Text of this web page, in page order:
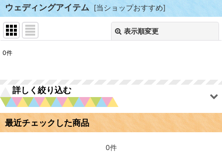
ウェディングアイテム [当ショップおすすめ]
表示順変更
並び順 :
絞り込む
0件
詳しく絞り込む
棚板オーダーカット
最近チェックした商品
0件